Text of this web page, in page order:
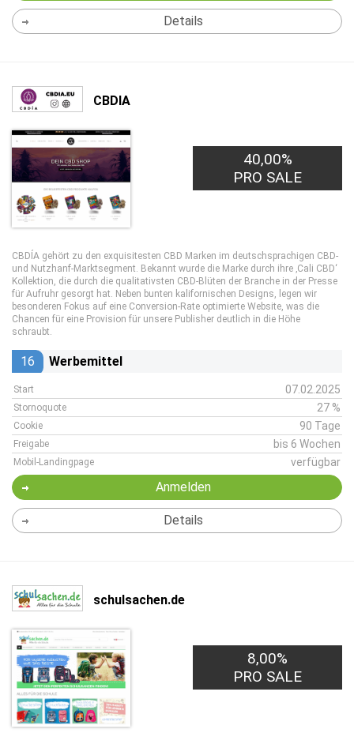
Details
CBDIA
40,00%
PRO SALE
CBDÍA gehört zu den exquisitesten CBD Marken im deutschsprachigen CBD-
und Nutzhanf-Marktsegment. Bekannt wurde die Marke durch ihre ‚Cali CBD‘
Kollektion, die durch die qualitativsten CBD-Blüten der Branche in der Presse
für Aufruhr gesorgt hat. Neben bunten kalifornischen Designs, legen wir
besonderen Fokus auf eine Conversion-Rate optimierte Website, was die
Chancen für eine Provision für unsere Publisher deutlich in die Höhe
schraubt.
16 Werbemittel
Start 07.02.2025
Stornoquote 27 %
Cookie 90 Tage
Freigabe bis 6 Wochen
Mobil-Landingpage verfügbar
Anmelden
Details
schulsachen.de
8,00%
PRO SALE